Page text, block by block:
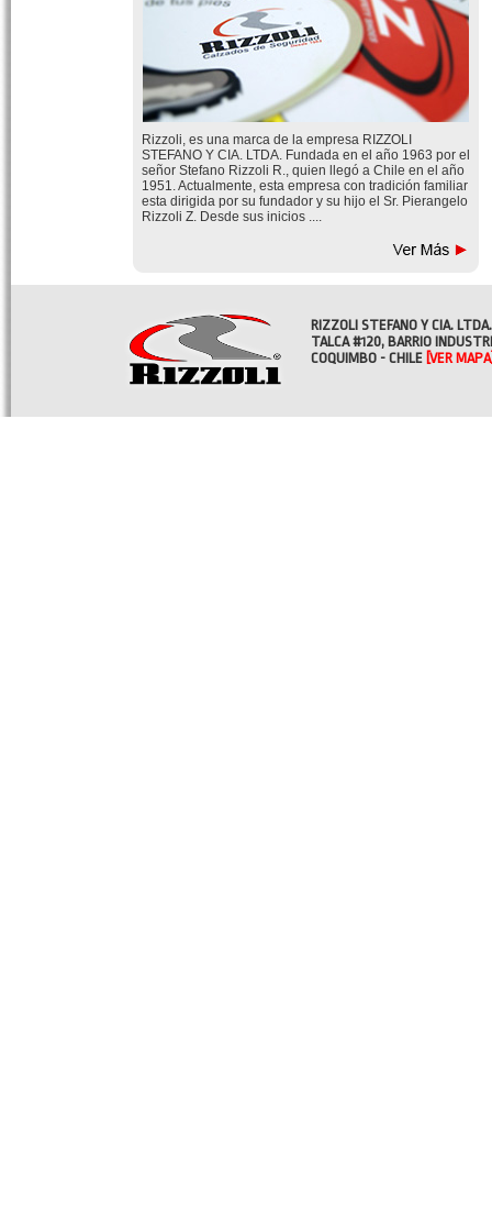
Rizzoli, es una marca de la empresa RIZZOLI
STEFANO Y CIA. LTDA. Fundada en el año 1963 por el
señor Stefano Rizzoli R., quien llegó a Chile en el año
1951. Actualmente, esta empresa con tradición familiar
esta dirigida por su fundador y su hijo el Sr. Pierangelo
Rizzoli Z. Desde sus inicios ....
RIZZOLI STEFANO Y CIA. LTDA.
TALCA #120, BARRIO
COQUIMBO - CHILE [VER